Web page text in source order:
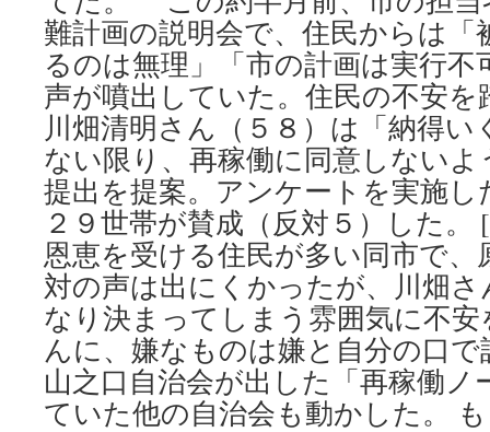
難計画の説明会で、住民からは
るのは無理」「市の計画は実行
声が噴出していた。住民の不安
川畑清明さん（５８）は「納得い
ない限り、再稼働に同意しない
提出を提案。アンケートを実施
２９世帯が賛成（反対５）した
恩恵を受ける住民が多い同市で
対の声は出にくかったが、川畑
なり決まってしまう雰囲気に不
んに、嫌なものは嫌と自分の口
山之口自治会が出した「再稼働ノ
ていた他の自治会も動かした。